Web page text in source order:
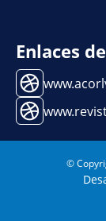
Enlaces
©